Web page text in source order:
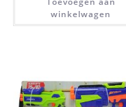
winkelwagen